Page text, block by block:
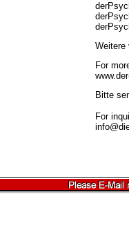
Weitere
For
Bitte
For